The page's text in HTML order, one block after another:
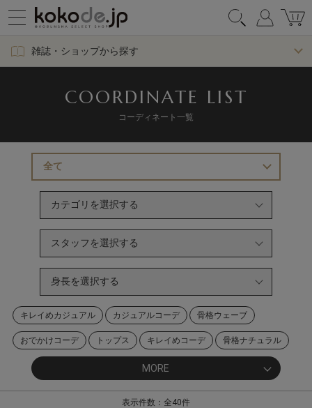
雑誌・ショップから探す
COORDINATE LIST
コーディネート一覧
MORE
キレイめカジュアル カジュアルコーデ 骨格ウェーブ
おでかけコーデ トップス キレイめコーデ 骨格ナチュラル
骨格ストレート パンツ
デニムパンツ Tシャツ/カットソー ジャケット
スカート
表示件数：全40件